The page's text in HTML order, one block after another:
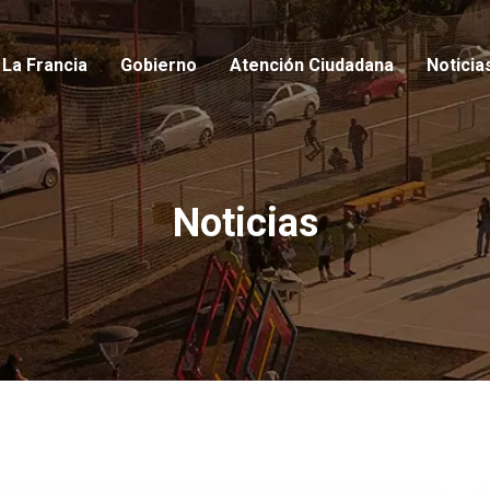
La Francia Gobierno Atención Ciudadana
Noticias